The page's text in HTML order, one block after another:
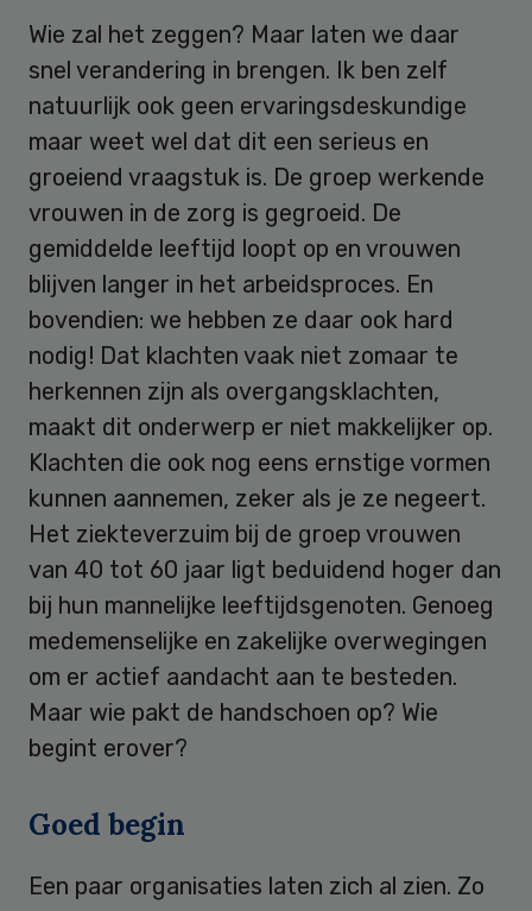
Wie zal het zeggen? Maar laten we daar
snel verandering in brengen. Ik ben zelf
natuurlijk ook geen ervaringsdeskundige
maar weet wel dat dit een serieus en
groeiend vraagstuk is. De groep werkende
vrouwen in de zorg is gegroeid. De
gemiddelde leeftijd loopt op en vrouwen
blijven langer in het arbeidsproces. En
bovendien: we hebben ze daar ook hard
nodig! Dat klachten vaak niet zomaar te
herkennen zijn als overgangsklachten,
maakt dit onderwerp er niet makkelijker op.
Klachten die ook nog eens ernstige vormen
kunnen aannemen, zeker als je ze negeert.
Het ziekteverzuim bij de groep vrouwen
van 40 tot 60 jaar ligt beduidend hoger dan
bij hun mannelijke leeftijdsgenoten. Genoeg
medemenselijke en zakelijke overwegingen
om er actief aandacht aan te besteden.
Maar wie pakt de handschoen op? Wie
begint erover?
Goed begin
Een paar organisaties laten zich al zien. Zo